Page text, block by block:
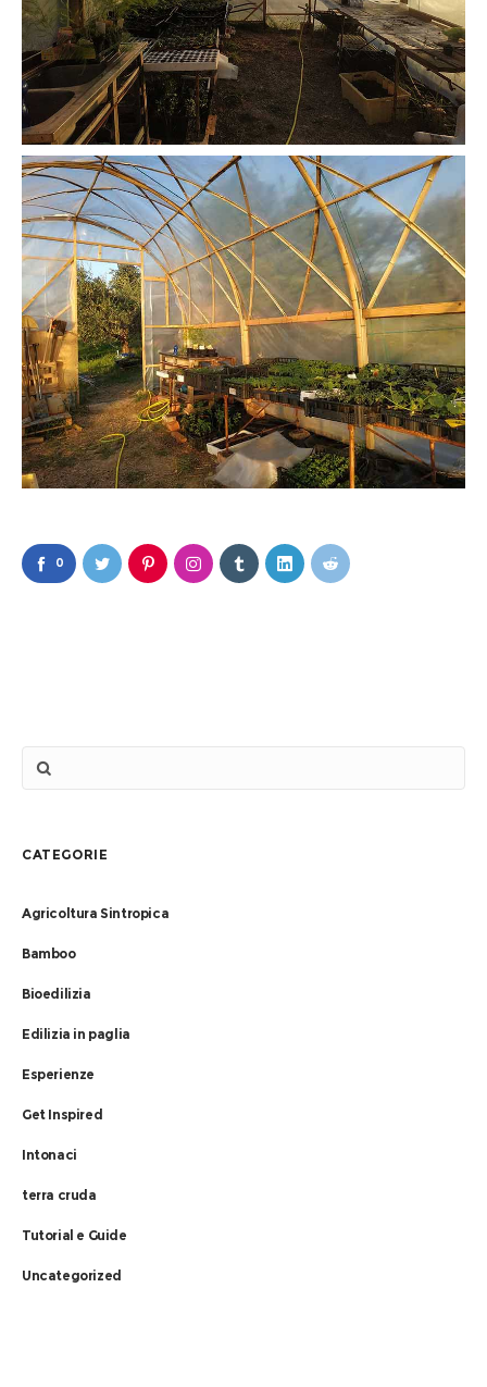
0
CATEGORIE
Agricoltura Sintropica
Bamboo
Bioedilizia
Edilizia in paglia
Esperienze
Get Inspired
Intonaci
terra cruda
Tutorial e Guide
Uncategorized